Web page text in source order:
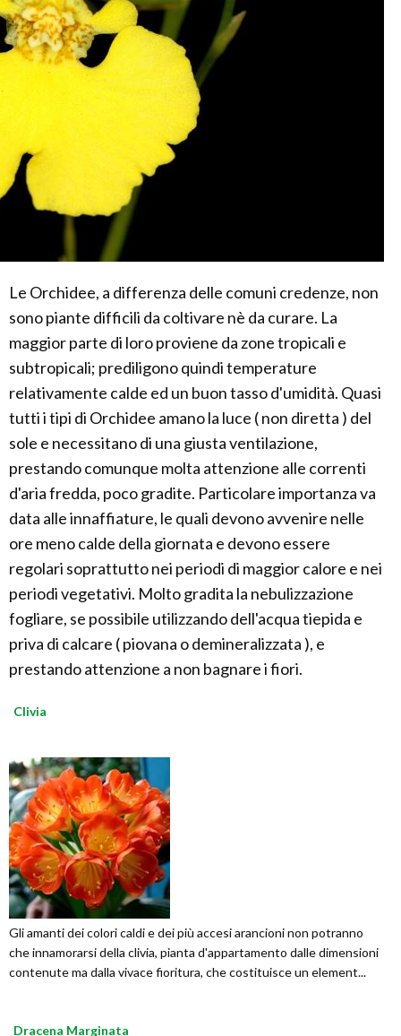
Le Orchidee, a differenza delle comuni credenze, non
sono piante difficili da coltivare nè da curare. La
maggior parte di loro proviene da zone tropicali e
subtropicali; prediligono quindi temperature
relativamente calde ed un buon tasso d'umidità. Quasi
tutti i tipi di Orchidee amano la luce ( non diretta ) del
sole e necessitano di una giusta ventilazione,
prestando comunque molta attenzione alle correnti
d'aria fredda, poco gradite. Particolare importanza va
data alle innaffiature, le quali devono avvenire nelle
ore meno calde della giornata e devono essere
regolari soprattutto nei periodi di maggior calore e nei
periodi vegetativi. Molto gradita la nebulizzazione
fogliare, se possibile utilizzando dell'acqua tiepida e
priva di calcare ( piovana o demineralizzata ), e
prestando attenzione a non bagnare i fiori.
Clivia
Gli amanti dei colori caldi e dei più accesi arancioni non potranno
che innamorarsi della clivia, pianta d'appartamento dalle dimensioni
contenute ma dalla vivace fioritura, che costituisce un element...
Dracena Marginata